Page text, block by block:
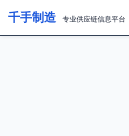
千手制造 专业供应链信息平台